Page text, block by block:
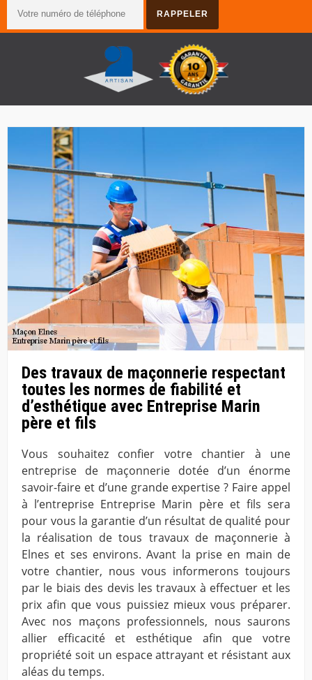
Des travaux de maçonnerie respectant
toutes les normes de fiabilité et
d’esthétique avec Entreprise Marin
père et fils
Vous souhaitez confier votre chantier à une
entreprise de maçonnerie dotée d’un énorme
savoir-faire et d’une grande expertise ? Faire appel
à l’entreprise Entreprise Marin père et fils sera
pour vous la garantie d’un résultat de qualité pour
la réalisation de tous travaux de maçonnerie à
Elnes et ses environs. Avant la prise en main de
votre chantier, nous vous informerons toujours
par le biais des devis les travaux à effectuer et les
prix afin que vous puissiez mieux vous préparer.
Avec nos maçons professionnels, nous saurons
allier efficacité et esthétique afin que votre
propriété soit un espace attrayant et résistant aux
aléas du temps.